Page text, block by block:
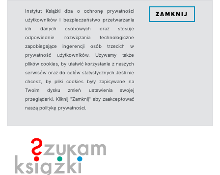
Instytut Książki dba o ochronę prywatności
użytkowników i bezpieczeństwo przetwarzania
ich danych osobowych oraz stosuje
odpowiednie rozwiązania technologiczne
zapobiegające ingerencji osób trzecich w
prywatność użytkowników. Używamy także
plików cookies, by ułatwić korzystanie z naszych
serwisów oraz do celów statystycznych.Jeśli nie
chcesz, by pliki cookies były zapisywane na
Twoim dysku zmień ustawienia swojej
przeglądarki. Kliknij "Zamknij" aby zaakceptować
naszą politykę prywatności.
ZAMKNIJ